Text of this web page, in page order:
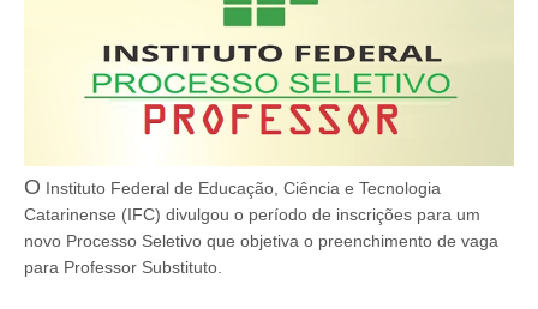
O Instituto Federal de Educação, Ciência e Tecnologia
Catarinense (IFC) divulgou o período de inscrições para um
novo Processo Seletivo que objetiva o preenchimento de vaga
para Professor Substituto.